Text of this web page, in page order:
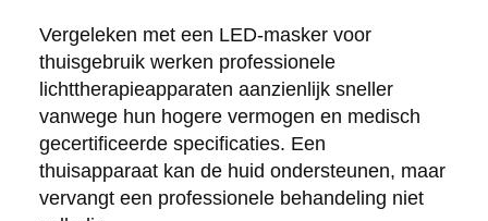
Vergeleken met een LED-masker voor
thuisgebruik werken professionele
lichttherapieapparaten aanzienlijk sneller
vanwege hun hogere vermogen en medisch
gecertificeerde specificaties. Een
thuisapparaat kan de huid ondersteunen, maar
vervangt een professionele behandeling niet